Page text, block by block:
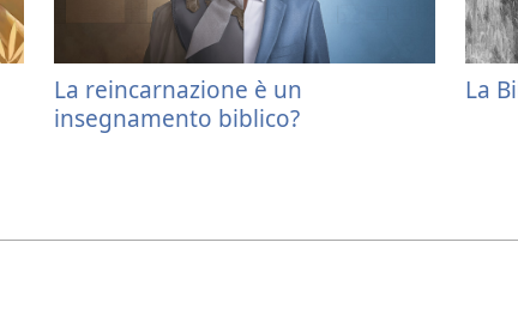
La reincarnazione è un
insegnamento biblico?
La